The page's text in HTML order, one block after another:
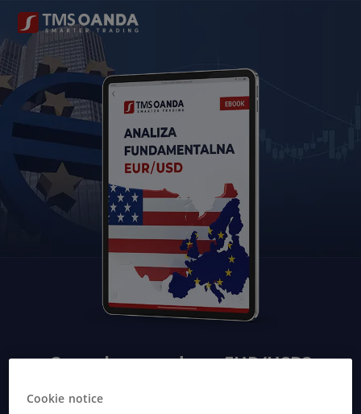
Co wpływa na kurs EUR/USD?
Pobierz bezpłatny poradnik
Cookie notice